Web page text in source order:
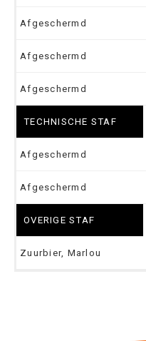
Afgeschermd
Afgeschermd
Afgeschermd
TECHNISCHE STAF
Afgeschermd
Afgeschermd
OVERIGE STAF
Zuurbier, Marlou